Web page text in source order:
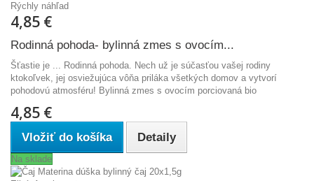
Rýchly náhľad
4,85 €
Rodinná pohoda- bylinná zmes s ovocím...
Šťastie je ... Rodinná pohoda. Nech už je súčasťou vašej rodiny
ktokoľvek, jej osviežujúca vôňa priláka všetkých domov a vytvorí
pohodovú atmosféru! Bylinná zmes s ovocím porciovaná bio
4,85 €
Vložiť do košíka Detaily
Na sklade